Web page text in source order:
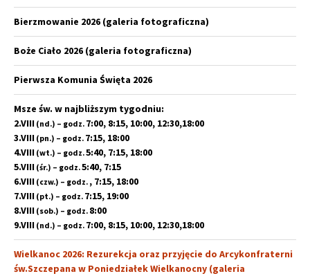
Bierzmowanie 2026 (galeria fotograficzna)
Boże Ciało 2026 (galeria fotograficzna)
Pierwsza Komunia Święta 2026
Msze św. w najbliższym tygodniu:
2.VIII (nd.) – godz. 7:00, 8:15, 10:00, 12:30,18:00
3.VIII (pn.) – godz. 7:15, 18:00
4.VIII (wt.) – godz.5:40, 7:15, 18:00
5.VIII (śr.) – godz.5:40, 7:15
6.VIII (czw.) – godz. , 7:15, 18:00
7.VIII (pt.) – godz. 7:15, 19:00
8.VIII (sob.) – godz. 8:00
9.VIII (nd.) – godz. 7:00, 8:15, 10:00, 12:30,18:00
Wielkanoc 2026: Rezurekcja oraz przyjęcie do Arcykonfraterni
św.Szczepana w Poniedziałek Wielkanocny (galeria